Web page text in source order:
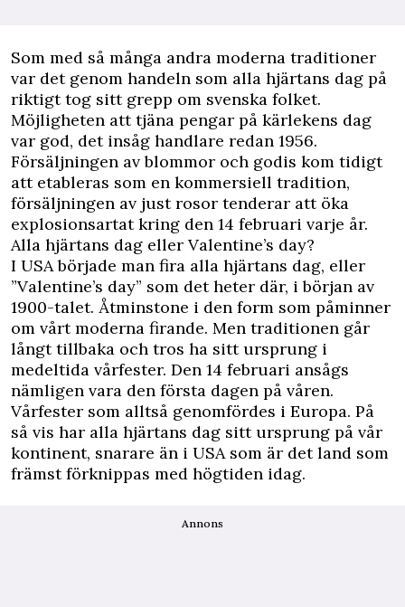
Som med så många andra moderna traditioner
var det genom handeln som alla hjärtans dag på
riktigt tog sitt grepp om svenska folket.
Möjligheten att tjäna pengar på kärlekens dag
var god, det insåg handlare redan 1956.
Försäljningen av blommor och godis kom tidigt
att etableras som en kommersiell tradition,
försäljningen av just rosor tenderar att öka
explosionsartat kring den 14 februari varje år.
Alla hjärtans dag eller Valentine’s day?
I USA började man fira alla hjärtans dag, eller
”Valentine’s day” som det heter där, i början av
1900-talet. Åtminstone i den form som påminner
om vårt moderna firande. Men traditionen går
långt tillbaka och tros ha sitt ursprung i
medeltida vårfester. Den 14 februari ansågs
nämligen vara den första dagen på våren.
Vårfester som alltså genomfördes i Europa. På
så vis har alla hjärtans dag sitt ursprung på vår
kontinent, snarare än i USA som är det land som
främst förknippas med högtiden idag.
Annons